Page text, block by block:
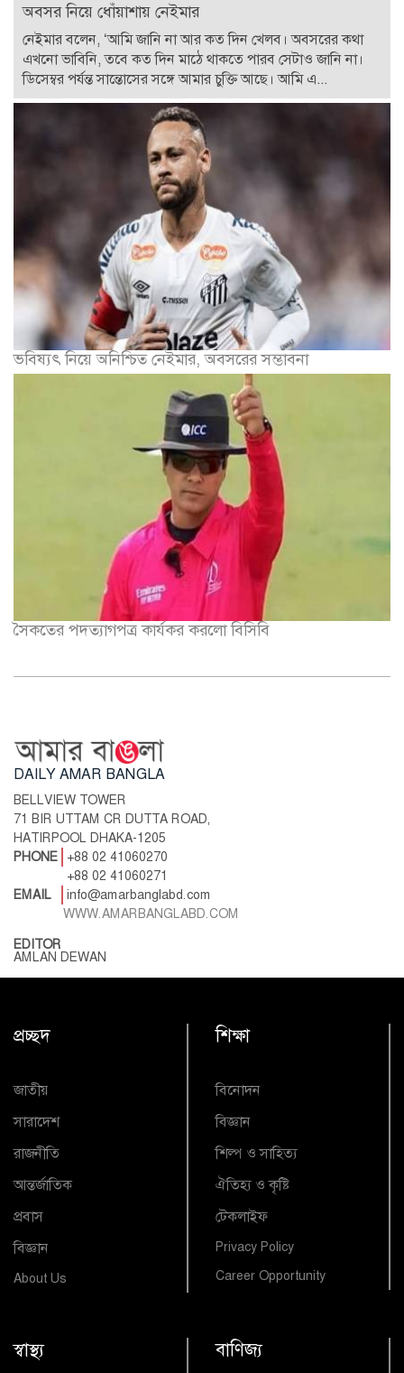
অবসর নিয়ে ধোঁয়াশায় নেইমার
নেইমার বলেন, ‘আমি জানি না আর কত দিন খেলব। অবসরের কথা
এখনো ভাবিনি, তবে কত দিন মাঠে থাকতে পারব সেটাও জানি না।
ডিসেম্বর পর্যন্ত সান্তোসের সঙ্গে আমার চুক্তি আছে। আমি এ...
ভবিষ্যৎ নিয়ে অনিশ্চিত নেইমার, অবসরের সম্ভাবনা
সৈকতের পদত্যাগপত্র কার্যকর করলো বিসিবি
DAILY AMAR BANGLA
BELLVIEW TOWER
71 BIR UTTAM CR DUTTA ROAD,
HATIRPOOL DHAKA-1205
PHONE
+88 02 41060270
+88 02 41060271
EMAIL
info@amarbanglabd.com
WWW.AMARBANGLABD.COM
EDITOR
AMLAN DEWAN
প্রচ্ছদ
জাতীয়
সারাদেশ
রাজনীতি
আন্তর্জাতিক
প্রবাস
বিজ্ঞান
About Us
শিক্ষা
বিনোদন
বিজ্ঞান
শিল্প ও সাহিত্য
ঐতিহ্য ও কৃষ্টি
টেকলাইফ
Privacy Policy
Career Opportunity
স্বাস্থ্য বাণিজ্য